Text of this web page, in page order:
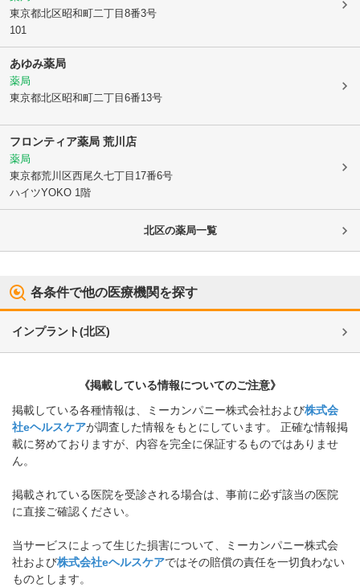
東京都北区昭和町二丁目8番3号
101
あゆみ薬局
薬局
東京都北区昭和町二丁目6番13号
フロンティア薬局 荒川店
薬局
東京都荒川区西尾久七丁目17番6号
ハイツYOKO 1階
北区の薬局一覧
各条件で他の医療機関を探す
インプラント(北区)
《掲載している情報についてのご注意》
掲載している各種情報は、ミーカンパニー株式会社および株式会
社eヘルスケアが調査した情報をもとにしています。 正確な情報掲
載に努めておりますが、内容を完全に保証するものではありませ
ん。
掲載されている医院を受診される場合は、事前に必ず該当の医院
に直接ご確認ください。
当サービスによって生じた損害について、ミーカンパニー株式会
社および株式会社eヘルスケアではその賠償の責任を一切負わない
ものとします。